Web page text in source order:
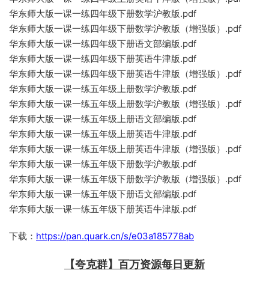
华东师大版一课一练四年级下册数学沪教版.pdf
华东师大版一课一练四年级下册数学沪教版（增强版）.pdf
华东师大版一课一练四年级下册语文部编版.pdf
华东师大版一课一练四年级下册英语牛津版.pdf
华东师大版一课一练四年级下册英语牛津版（增强版）.pdf
华东师大版一课一练五年级上册数学沪教版.pdf
华东师大版一课一练五年级上册数学沪教版（增强版）.pdf
华东师大版一课一练五年级上册语文部编版.pdf
华东师大版一课一练五年级上册英语牛津版.pdf
华东师大版一课一练五年级上册英语牛津版（增强版）.pdf
华东师大版一课一练五年级下册数学沪教版.pdf
华东师大版一课一练五年级下册数学沪教版（增强版）.pdf
华东师大版一课一练五年级下册语文部编版.pdf
华东师大版一课一练五年级下册英语牛津版.pdf
下载： https://pan.quark.cn/s/e03a185778ab
【夸克群】百万资源每日更新